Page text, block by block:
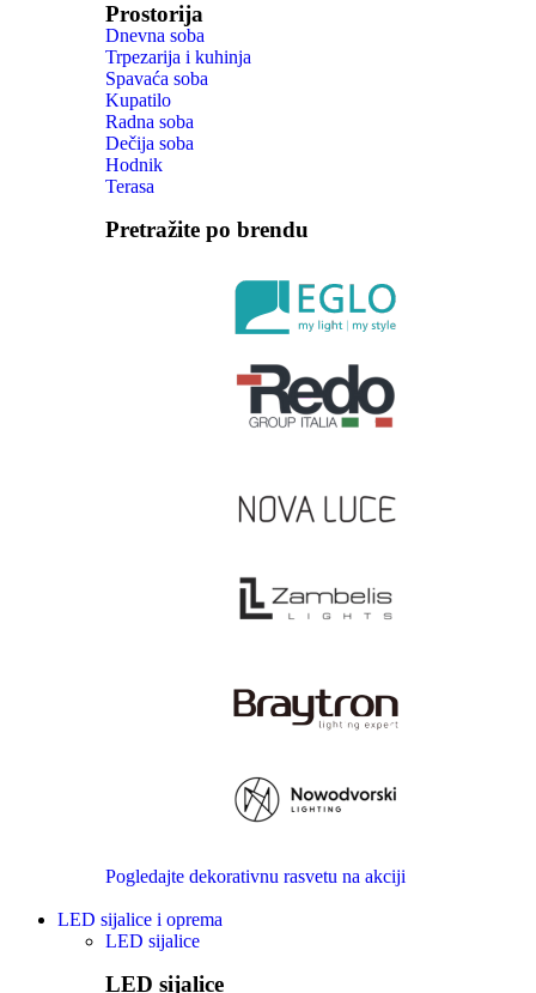
Prostorija
Dnevna soba
Trpezarija i kuhinja
Spavaća soba
Kupatilo
Radna soba
Dečija soba
Hodnik
Terasa
Pretražite po brendu
Pogledajte dekorativnu rasvetu na akciji
LED sijalice i oprema
LED sijalice
LED sijalice